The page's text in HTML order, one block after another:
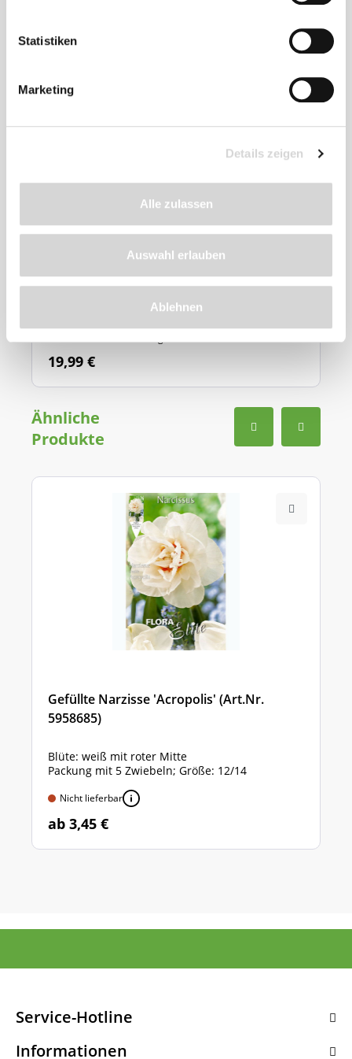
Statistiken
Marketing
Details zeigen
Alle zulassen
Auswahl erlauben
Ablehnen
GARDENA-Blumenzwiebelpflanzer (Art.Nr.
Mit Griff-Auslöseautomatik und Tiefenskala,
19,99 €
Ähnliche
Produkte
Gefüllte Narzisse 'Acropolis' (Art.Nr.
5958685)
Blüte: weiß mit roter Mitte
Packung mit 5 Zwiebeln; Größe: 12/14
Nicht lieferbar
ab 3,45 €
Service-Hotline
Informationen